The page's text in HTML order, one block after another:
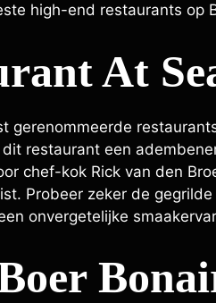
high-end restaurants op
At
gerenommeerde
restaurant een
chef-kok Rick van den
Probeer zeker de
onvergetelijke